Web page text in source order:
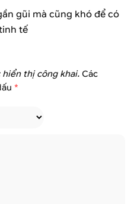
gũi mà cũng khó để có
tế
hiển thị công khai. Các
*